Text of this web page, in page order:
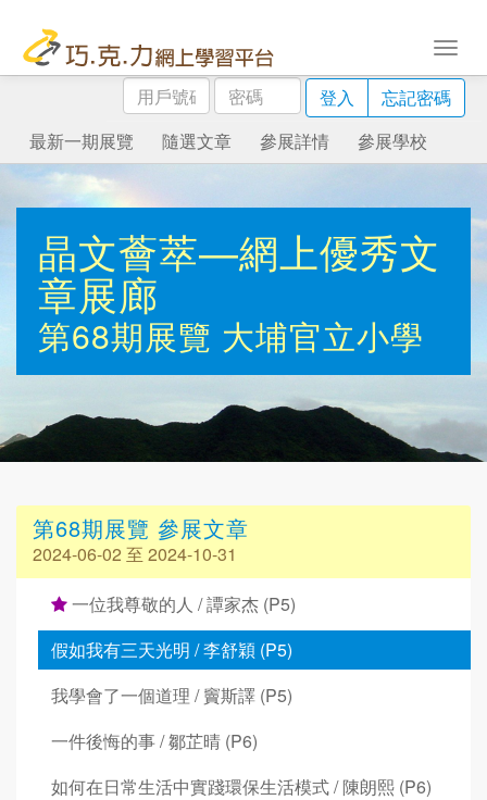
用
戶
號
碼
密
碼
登入
忘記密碼
最新一期展覽
隨選文章 參展詳情 參展學校
晶文薈萃—網上優秀文
章展廊
第68期展覽 大埔官立小學
第68期展覽 參展文章
2024-06-02 至 2024-10-31
一位我尊敬的人 / 譚家杰 (P5)
假如我有三天光明 / 李舒穎 (P5)
我學會了一個道理 / 竇斯譯 (P5)
一件後悔的事 / 鄒芷晴 (P6)
如何在日常生活中實踐環保生活模式 / 陳朗熙 (P6)